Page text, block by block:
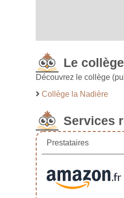
Le
Découvrez le collège
Collège la Nadière
Services
Prestataires